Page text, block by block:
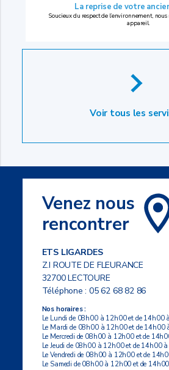
La reprise de votre
Soucieux du respect de l’environnement,
appareil.
Voir tous les
Venez nous
rencontrer
ETS LIGARDES
Z.I ROUTE DE FLEURANCE
32700 LECTOURE
Téléphone :05 62 68 82 86
Nos horaires :
Le Lundi de 08h00 à 12h00 et de 14h00
Le Mardi de 08h00 à 12h00 et de 14h00
Le Mercredi de 08h00 à 12h00 et de
Le Jeudi de 08h00 à 12h00 et de 14h00
Le Vendredi de 08h00 à 12h00 et de
Le Samedi de 08h00 à 12h00 et de